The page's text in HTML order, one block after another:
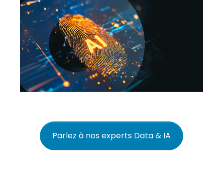
Parlez à nos experts Data & IA